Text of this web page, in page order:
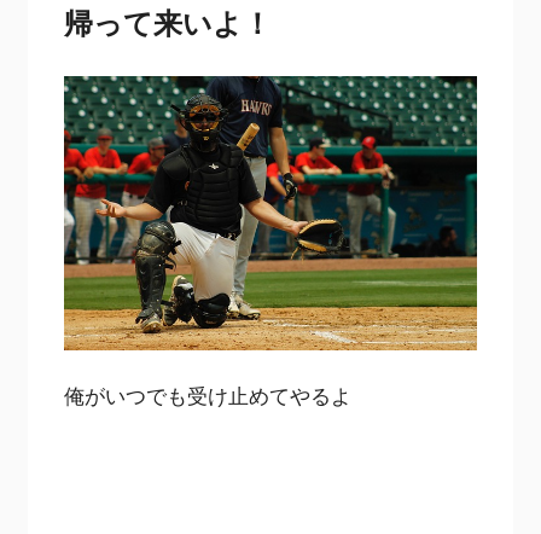
帰って来いよ！
俺がいつでも受け止めてやるよ